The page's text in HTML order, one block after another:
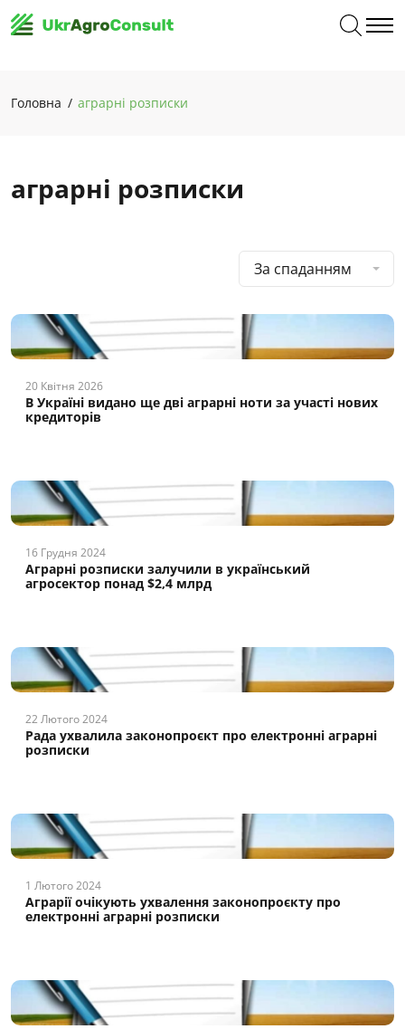
Головна аграрні розписки
аграрні розписки
За спаданням
20 Квітня 2026
В Україні видано ще дві аграрні ноти за участі нових
кредиторів
16 Грудня 2024
Аграрні розписки залучили в український
агросектор понад $2,4 млрд
22 Лютого 2024
Рада ухвалила законопроєкт про електронні аграрні
розписки
1 Лютого 2024
Аграрії очікують ухвалення законопроєкту про
електронні аграрні розписки